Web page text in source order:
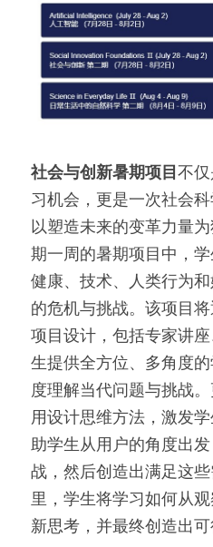
社会与创新暑期项目 不
习机会，更是一次社会科
以塑造未来的变革力量
期一周的暑期项目中，学
健康、技术、人类行为
的危机与挑战。该项目
项目设计，包括专家讲
生提供全方位、多角度
度理解当代问题与挑战
用设计思维方法，激发
助学生从用户的角度出
战，然后创造出满足这
里，学生将学习如何从
新思考，并最终创造出可